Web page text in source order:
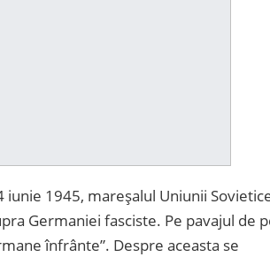
iunie 1945, mareșalul Uniunii
Germaniei fasciste. Pe pavajul de
înfrânte”. Despre aceasta se